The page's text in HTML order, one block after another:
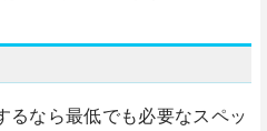
るなら最低でも必要なスペッ